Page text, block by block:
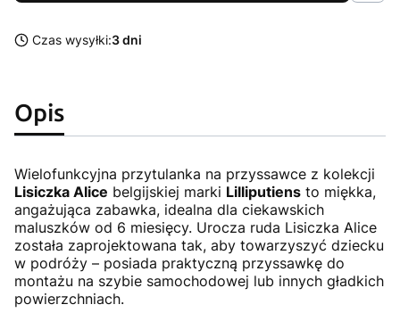
Czas wysyłki:3 dni
Opis
Wielofunkcyjna przytulanka na przyssawce z kolekcji
Lisiczka Alice belgijskiej marki Lilliputiens to miękka,
angażująca zabawka, idealna dla ciekawskich
maluszków od 6 miesięcy. Urocza ruda Lisiczka Alice
została zaprojektowana tak, aby towarzyszyć dziecku
w podróży – posiada praktyczną przyssawkę do
montażu na szybie samochodowej lub innych gładkich
powierzchniach.